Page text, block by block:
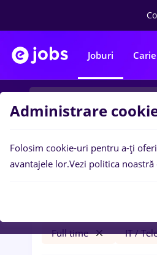
Joburi
Filtre
Full time
IT /
Administrare
Folosim cookie-uri pentru a-ți
avantajele lor.Vezi politica noastră